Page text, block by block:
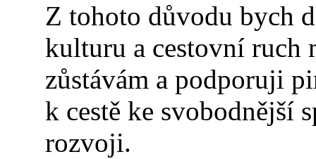
Z tohoto důvodu bych
kulturu a cestovní ruch
zůstávám a podporuji
k cestě ke svobodnější
rozvoji.